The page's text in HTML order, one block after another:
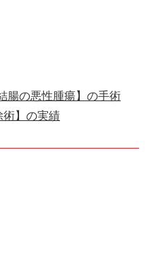
腸の悪性腫瘍】の手術
術】の実績